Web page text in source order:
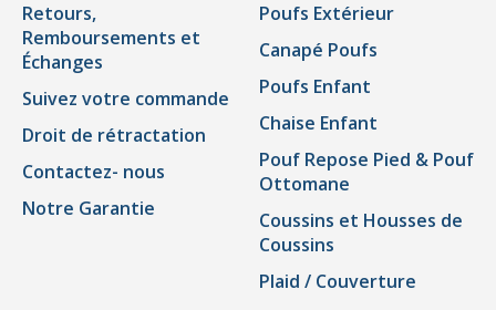
Retours,
Remboursements et
Échanges
Suivez votre commande
Droit de rétractation
Contactez- nous
Notre Garantie
Poufs Extérieur
Canapé Poufs
Poufs Enfant
Chaise Enfant
Pouf Repose Pied & Pouf
Ottomane
Coussins et Housses de
Coussins
Plaid / Couverture